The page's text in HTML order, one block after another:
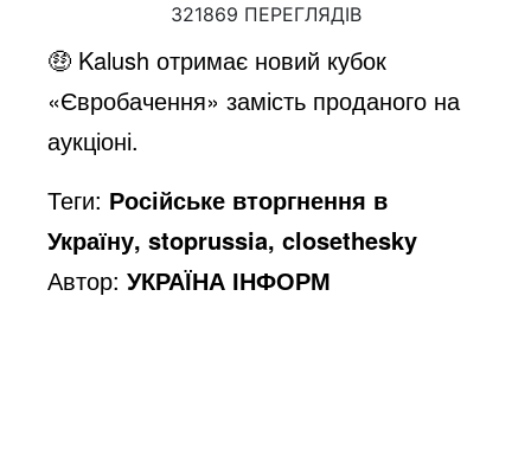
321869 ПЕРЕГЛЯДІВ
🤑 Kalush отримає новий кубок
«Євробачення» замість проданого на
аукціоні.
Теги: Російське вторгнення в
Україну, stoprussia, closethesky
Автор:УКРАЇНА ІНФОРМ